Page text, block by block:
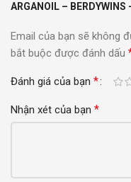
ARGANOIL – BERDYWINS
Email của bạn sẽ không
bắt buộc được đánh dấu
Đánh giá của bạn *
Nhận xét của bạn *